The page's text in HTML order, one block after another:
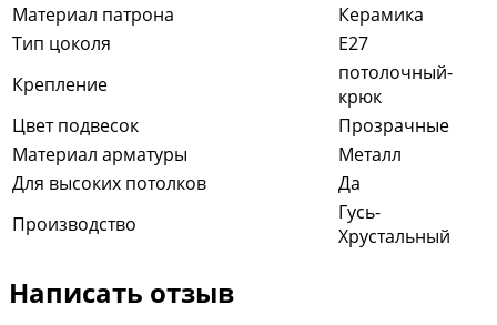
Материал патрона
Керамика
Тип цоколя
E27
Крепление
потолочный-
крюк
Цвет подвесок
Прозрачные
Материал арматуры
Металл
Для высоких потолков
Да
Производство
Гусь-
Хрустальный
Написать отзыв